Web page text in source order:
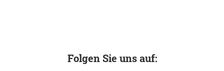
Folgen Sie uns auf: